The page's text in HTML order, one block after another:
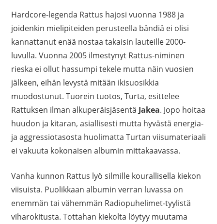
Hardcore-legenda Rattus hajosi vuonna 1988 ja
joidenkin mielipiteiden perusteella bändiä ei olisi
kannattanut enää nostaa takaisin lauteille 2000-
luvulla. Vuonna 2005 ilmestynyt Rattus-niminen
rieska ei ollut hassumpi tekele mutta näin vuosien
jälkeen, eihän levystä mitään ikisuosikkia
muodostunut. Tuorein tuotos, Turta, esittelee
Rattuksen ilman alkuperäisjäsentä Jakea. Jopo hoitaa
huudon ja kitaran, asiallisesti mutta hyvästä energia-
ja aggressiotasosta huolimatta Turtan viisumateriaali
ei vakuuta kokonaisen albumin mittakaavassa.
Vanha kunnon Rattus lyö silmille kourallisella kiekon
viisuista. Puolikkaan albumin verran luvassa on
enemmän tai vähemmän Radiopuhelimet-tyylistä
viharokitusta. Tottahan kiekolta löytyy muutama